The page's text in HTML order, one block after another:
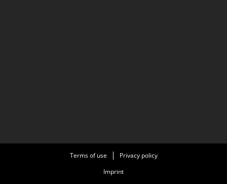
Terms of use
Privacy policy
Imprint